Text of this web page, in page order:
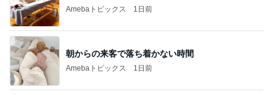
Amebaトピックス 1日前
朝からの来客で落ち着かない時間
Amebaトピックス 1日前